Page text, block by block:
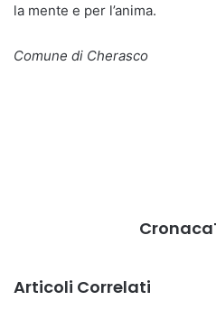
la mente e per l’anima.
Comune di Cherasco
Articoli Correlati